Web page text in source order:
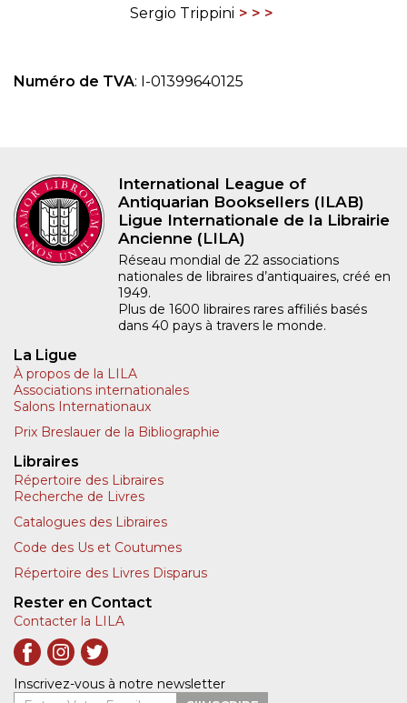
Sergio Trippini
Numéro de TVA: I-01399640125
International League of
Antiquarian Booksellers (ILAB)
Ligue Internationale de la Librairie
Ancienne (LILA)
Réseau mondial de 22 associations
nationales de libraires d’antiquaires, créé en
1949.
Plus de 1600 libraires rares affiliés basés
dans 40 pays à travers le monde.
La Ligue
À propos de la LILA
Associations internationales
Salons Internationaux
Prix Breslauer de la Bibliographie
Libraires
Répertoire des Libraires
Recherche de Livres
Catalogues des Libraires
Code des Us et Coutumes
Répertoire des Livres Disparus
Rester en Contact
Contacter la LILA
Inscrivez-vous à notre newsletter
Entrer Votre Email